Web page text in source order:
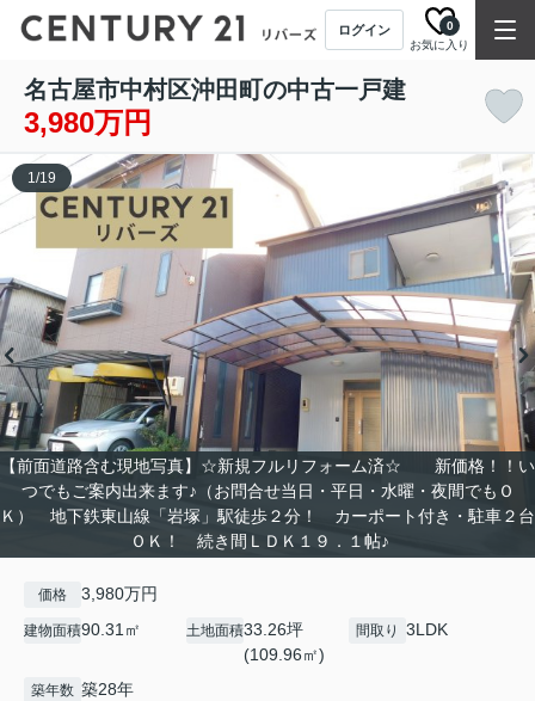
ログイン
お気に入り
0
名古屋市中村区沖田町の中古一戸建
3,980万円
【前面道路含む現地写真】☆新規フルリフォーム済☆ 新価格！！い
つでもご案内出来ます♪（お問合せ当日・平日・水曜・夜間でもＯ
Ｋ） 地下鉄東山線「岩塚」駅徒歩２分！ カーポート付き・駐車２台
ＯＫ！ 続き間ＬＤＫ１９．１帖♪
1/19
価格 3,980万円
建物面積90.31㎡ 土地面積33.26坪
(109.96㎡)
間取り 3LDK
築年数 築28年